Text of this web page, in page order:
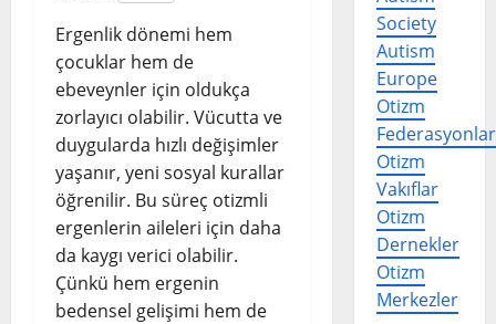
Ergenlik dönemi hem
çocuklar hem de
ebeveynler için oldukça
zorlayıcı olabilir. Vücutta ve
duygularda hızlı değişimler
yaşanır, yeni sosyal kurallar
öğrenilir. Bu süreç otizmli
ergenlerin aileleri için daha
da kaygı verici olabilir.
Çünkü hem ergenin
bedensel gelişimi hem de
Society
Autism
Europe
Otizm
Federasyonlar
Otizm
Vakıflar
Otizm
Dernekler
Otizm
Merkezler